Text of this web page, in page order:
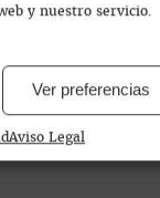
y nuestro servicio.
Ver preferencias
Aviso Legal